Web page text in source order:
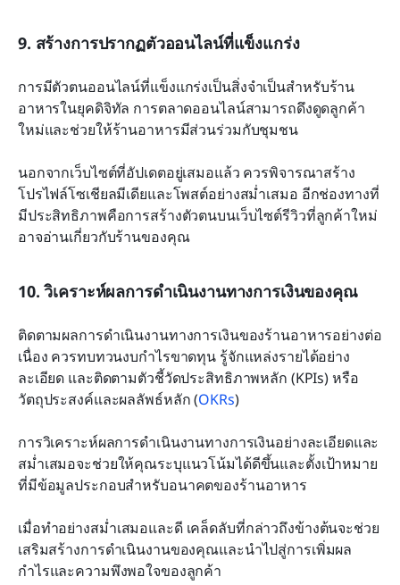
9. สร้างการปรากฏตัวออนไลน์ที่แข็งแกร่ง
การมีตัวตนออนไลน์ที่แข็งแกร่งเป็นสิ่งจำเป็นสำหรับร้าน
อาหารในยุคดิจิทัล การตลาดออนไลน์สามารถดึงดูดลูกค้า
ใหม่และช่วยให้ร้านอาหารมีส่วนร่วมกับชุมชน
นอกจากเว็บไซต์ที่อัปเดตอยู่เสมอแล้ว ควรพิจารณาสร้าง
โปรไฟล์โซเชียลมีเดียและโพสต์อย่างสม่ำเสมอ อีกช่องทางที่
มีประสิทธิภาพคือการสร้างตัวตนบนเว็บไซต์รีวิวที่ลูกค้าใหม่
อาจอ่านเกี่ยวกับร้านของคุณ
10. วิเคราะห์ผลการดำเนินงานทางการเงินของคุณ
ติดตามผลการดำเนินงานทางการเงินของร้านอาหารอย่างต่อ
เนื่อง ควรทบทวนงบกำไรขาดทุน รู้จักแหล่งรายได้อย่าง
ละเอียด และติดตามตัวชี้วัดประสิทธิภาพหลัก (KPIs) หรือ
วัตถุประสงค์และผลลัพธ์หลัก (OKRs)
การวิเคราะห์ผลการดำเนินงานทางการเงินอย่างละเอียดและ
สม่ำเสมอจะช่วยให้คุณระบุแนวโน้มได้ดีขึ้นและตั้งเป้าหมาย
ที่มีข้อมูลประกอบสำหรับอนาคตของร้านอาหาร
เมื่อทำอย่างสม่ำเสมอและดี เคล็ดลับที่กล่าวถึงข้างต้นจะช่วย
เสริมสร้างการดำเนินงานของคุณและนำไปสู่การเพิ่มผล
กำไรและความพึงพอใจของลูกค้า